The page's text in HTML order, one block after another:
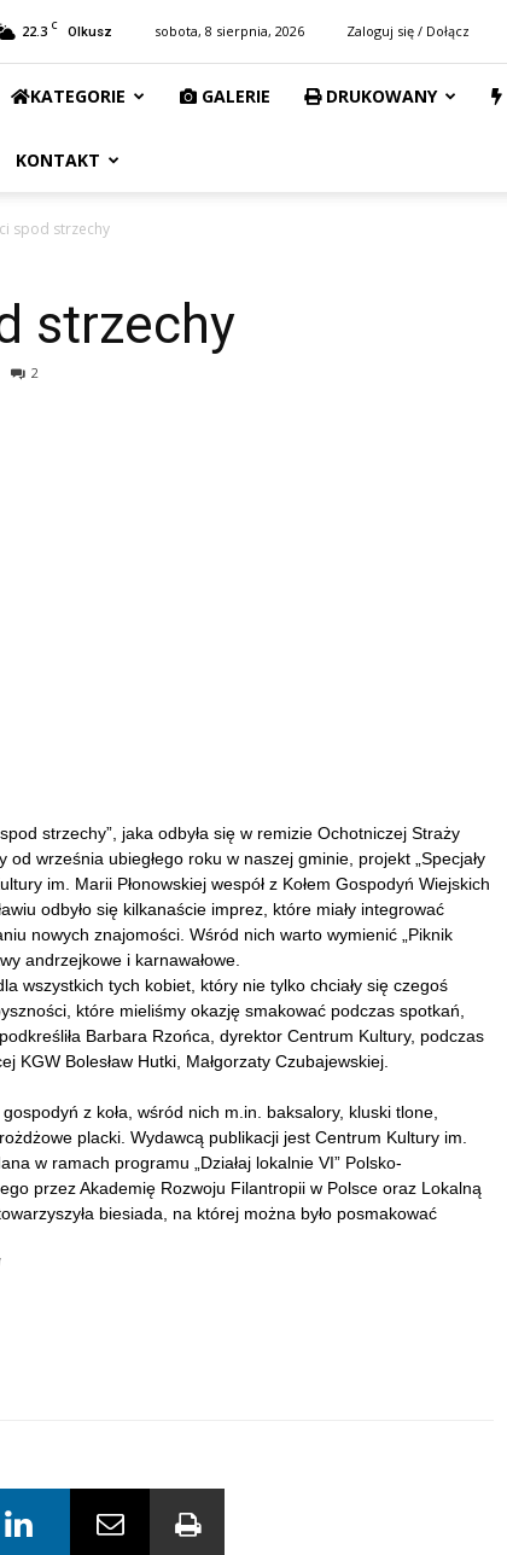
22.3 C Olkusz sobota, 8 sierpnia, 2026 Zaloguj się / Dołącz
KATEGORIE GALERIE DRUKOWANY
KONTAKT
spod strzechy
strzechy
2
strzechy”, jaka odbyła się w remizie Ochotniczej Straży
od września ubiegłego roku w naszej gminie, projekt „Specjały
im. Marii Płonowskiej wespół z Kołem Gospodyń Wiejskich
odbyło się kilkanaście imprez, które miały integrować
nowych znajomości. Wśród nich warto wymienić „Piknik
andrzejkowe i karnawałowe.
wszystkich tych kobiet, który nie tylko chciały się czegoś
które mieliśmy okazję smakować podczas spotkań,
Barbara Rzońca, dyrektor Centrum Kultury, podczas
Bolesław Hutki, Małgorzaty Czubajewskiej.
z koła, wśród nich m.in. baksalory, kluski tlone,
placki. Wydawcą publikacji jest Centrum Kultury im.
w ramach programu „Działaj lokalnie VI” Polsko-
przez Akademię Rozwoju Filantropii w Polsce oraz Lokalną
biesiada, na której można było posmakować